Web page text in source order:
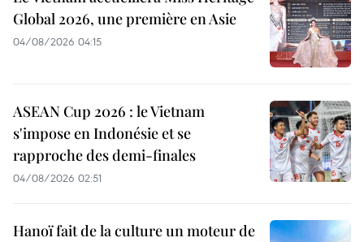
Global 2026, une première en Asie
04/08/2026 04:15
ASEAN Cup 2026 : le Vietnam
s'impose en Indonésie et se
rapproche des demi-finales
04/08/2026 02:51
Hanoï fait de la culture un moteur de